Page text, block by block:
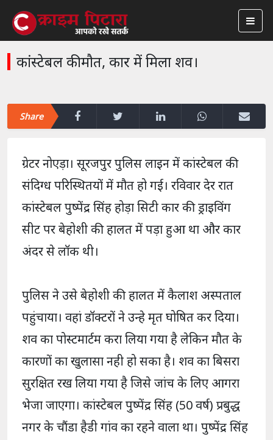
कांस्टेबल की मौत, कार में मिला शव।
Share
ग्रेटर नोएड़ा। सूरजपुर पुलिस लाइन में कांस्टेबल की
संदिग्ध परिस्थितयों में मौत हो गई। रविवार देर रात
कांस्टेबल पुष्पेंद्र सिंह होड़ा सिटी कार की ड्राइविंग
सीट पर बेहोशी की हालत में पड़ा हुआ था और कार
अंदर से लॉक थी।
पुलिस ने उसे बेहोशी की हालत में कैलाश अस्पताल
पहुंचाया। वहां डॉक्टरों ने उन्हे मृत घोषित कर दिया।
शव का पोस्टमार्टम करा लिया गया है लेकिन मौत के
कारणों का खुलासा नही हो सका है। शव का बिसरा
सुरक्षित रख लिया गया है जिसे जांच के लिए आगरा
भेजा जाएगा। कांस्टेबल पुष्पेंद्र सिंह (50 वर्ष) प्रबुद्ध
नगर के चौंडा हैडी गांव का रहने वाला था। पुष्पेंद्र सिंह